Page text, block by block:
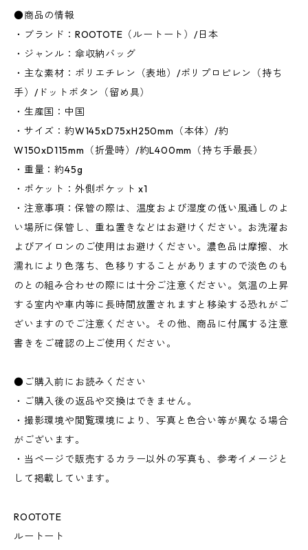
●商品の情報
・ブランド：ROOTOTE（ルートート）/日本
・ジャンル：傘収納バッグ
・主な素材：ポリエチレン（表地）/ポリプロピレン（持ち
手）/ドットボタン（留め具）
・生産国：中国
・サイズ：約W145xD75xH250mm（本体）/約
W150xD115mm（折畳時）/約L400mm（持ち手最長）
・重量：約45g
・ポケット：外側ポケット x1
・注意事項：保管の際は、温度および湿度の低い風通しのよ
い場所に保管し、重ね置きなどはお避けください。お洗濯お
よびアイロンのご使用はお避けください。濃色品は摩擦、水
濡れにより色落ち、色移りすることがありますので淡色のも
のとの組み合わせの際には十分ご注意ください。気温の上昇
する室内や車内等に長時間放置されますと移染する恐れがご
ざいますのでご注意ください。その他、商品に付属する注意
書きをご確認の上ご使用ください。
●ご購入前にお読みください
・ご購入後の返品や交換はできません。
・撮影環境や閲覧環境により、写真と色合い等が異なる場合
がございます。
・当ページで販売するカラー以外の写真も、参考イメージと
して掲載しています。
ROOTOTE
ルートート